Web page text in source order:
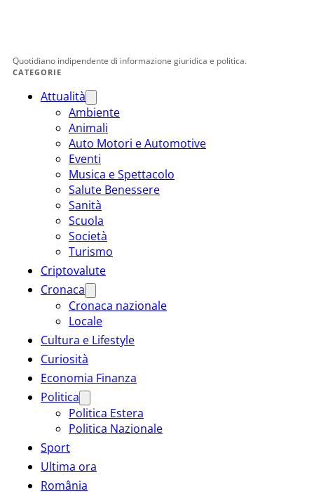
Quotidiano indipendente di informazione giuridica e politica.
CATEGORIE
Attualità
Ambiente
Animali
Auto Motori e Automotive
Eventi
Musica e Spettacolo
Salute Benessere
Sanità
Scuola
Società
Turismo
Criptovalute
Cronaca
Cronaca nazionale
Locale
Cultura e Lifestyle
Curiosità
Economia Finanza
Politica
Politica Estera
Politica Nazionale
Sport
Ultima ora
România